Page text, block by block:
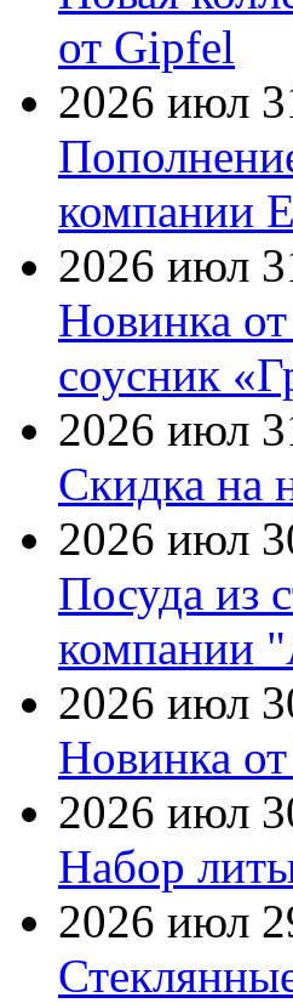
от Gipfel
2026 июл
компании
2026 июл
Новинка
соусник
2026 июл
Скидка на
2026 июл
Посуда из
компании
2026 июл
Новинка
2026 июл
Набор
2026 июл